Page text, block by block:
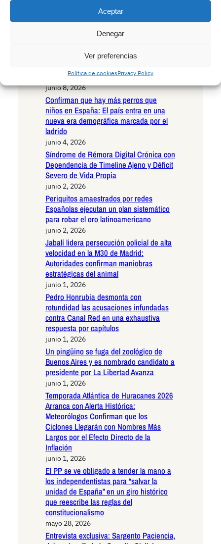
Aceptar
Denegar
Ver preferencias
Política de cookiesPrivacy Policy
junio 8, 2026
Hombre de 38 años acude a
descubren cucaracha intacta en su recto:
anatomía humana
junio 8, 2026
Confirman que hay más perros que
niños en España: El país entra en una
nueva era demográfica marcada por el
ladrido
junio 4, 2026
Síndrome de Rémora Digital Crónica con
Dependencia de Timeline Ajeno y Déficit
Severo de Vida Propia
junio 2, 2026
Periquitos amaestrados por redes
Españolas ejecutan un plan sistemático
para robar el oro latinoamericano
junio 2, 2026
Jabalí lidera persecución policial de alta
velocidad en la M30 de Madrid:
Autoridades confirman maniobras
estratégicas del animal
junio 1, 2026
Pedro Honrubia desmonta con
rotundidad las acusaciones infundadas
contra Canal Red en una exhaustiva
respuesta por capítulos
junio 1, 2026
Un pingüino se fuga del zoológico de
Buenos Aires y es nombrado candidato a
presidente por La Libertad Avanza
junio 1, 2026
Temporada Atlántica de Huracanes 2026
Arranca con Alerta Histórica:
Meteorólogos Confirman que los
Ciclones Llegarán con Nombres Más
Largos por el Efecto Directo de la
Inflación
junio 1, 2026
El PP se ve obligado a tender la mano a
los independentistas para “salvar la
unidad de España” en un giro histórico
que reescribe las reglas del
constitucionalismo
mayo 28, 2026
Entrevista exclusiva: Sargento Paciencia,